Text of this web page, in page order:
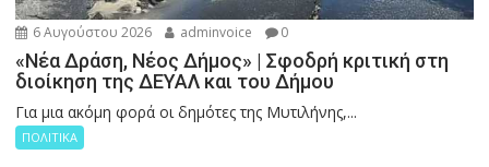
6 Αυγούστου 2026 adminvoice 0
«Νέα Δράση, Νέος Δήμος» | Σφοδρή κριτική στη
διοίκηση της ΔΕΥΑΛ και του Δήμου
Για μια ακόμη φορά οι δημότες της Μυτιλήνης,...
ΠΟΛΙΤΙΚΑ